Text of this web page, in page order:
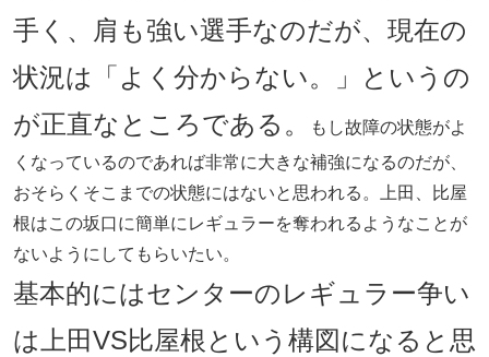
手く、肩も強い選手なのだが、現在の
状況は「よく分からない。」というの
が正直なところである。
もし故障の状態がよ
くなっているのであれば非常に大きな補強になるのだが、
おそらくそこまでの状態にはないと思われる。上田、比屋
根はこの坂口に簡単にレギュラーを奪われるようなことが
ないようにしてもらいたい。
基本的にはセンターのレギュラー争い
は上田VS比屋根という構図になると思